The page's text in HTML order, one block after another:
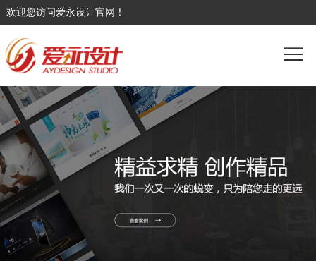
欢迎您访问爱永设计官网！